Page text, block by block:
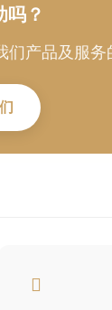
吗？
产品及服务